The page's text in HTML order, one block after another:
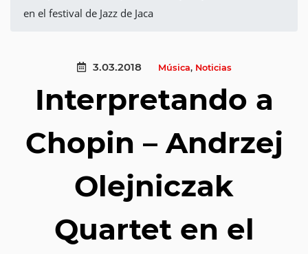
en el festival de Jazz de Jaca
3.03.2018 Música, Noticias
Interpretando a
Chopin – Andrzej
Olejniczak
Quartet en el